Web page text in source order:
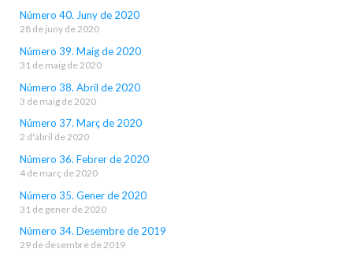
Número 40. Juny de 2020
28 de juny de 2020
Número 39. Maig de 2020
31 de maig de 2020
Número 38. Abril de 2020
3 de maig de 2020
Número 37. Març de 2020
2 d'abril de 2020
Número 36. Febrer de 2020
4 de març de 2020
Número 35. Gener de 2020
31 de gener de 2020
Número 34. Desembre de 2019
29 de desembre de 2019